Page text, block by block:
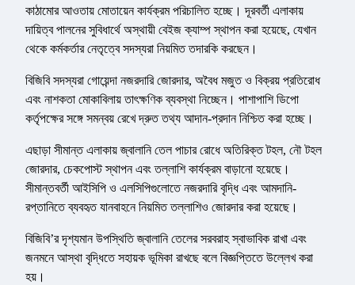
কাঠামোর আওতায় মোতায়েন কার্যক্রম পরিচালিত হচ্ছে। দূরবর্তী এলাকায়
দায়িত্ব পালনের সুবিধার্থে অস্থায়ী বেইজ ক্যাম্প স্থাপন করা হয়েছে, যেখান
থেকে কর্মকর্তার নেতৃত্বে সদস্যরা নিয়মিত তদারকি করছেন।
বিজিবি সদস্যরা গোয়েন্দা নজরদারি জোরদার, অবৈধ মজুত ও বিক্রয় প্রতিরোধ
এবং নাশকতা মোকাবিলায় তাৎক্ষণিক ব্যবস্থা নিচ্ছেন। পাশাপাশি ডিপো
কর্তৃপক্ষের সঙ্গে সমন্বয় রেখে দ্রুত তথ্য আদান-প্রদান নিশ্চিত করা হচ্ছে।
এছাড়া সীমান্ত এলাকায় জ্বালানি তেল পাচার রোধে অতিরিক্ত টহল, নৌ টহল
জোরদার, চেকপোস্ট স্থাপন এবং তল্লাশি কার্যক্রম বাড়ানো হয়েছে।
সীমান্তবর্তী আইসিপি ও এলসিপিগুলোতে নজরদারি বৃদ্ধি এবং আমদানি-
রপ্তানিতে ব্যবহৃত যানবাহনে নিয়মিত তল্লাশিও জোরদার করা হয়েছে।
বিজিবি’র দৃশ্যমান উপস্থিতি জ্বালানি তেলের সরবরাহ স্বাভাবিক রাখা এবং
জনমনে আস্থা বৃদ্ধিতে সহায়ক ভূমিকা রাখছে বলে বিজ্ঞপ্তিতে উল্লেখ করা
হয়।